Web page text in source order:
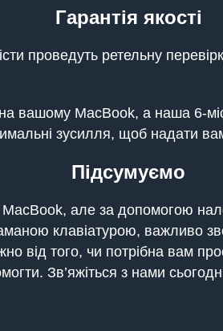
Гарантія якості
проведуть ретельну
вашому MacBook, а наша 6-
зусилля, щоб надати
Підсумуємо
але за допомогою
клавіатурою, важливо
від того, чи потрібна вам
Зв’яжіться з нами